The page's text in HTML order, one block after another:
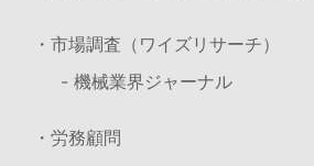
・市場調査（ワイズリサーチ）
- 機械業界ジャーナル
・労務顧問